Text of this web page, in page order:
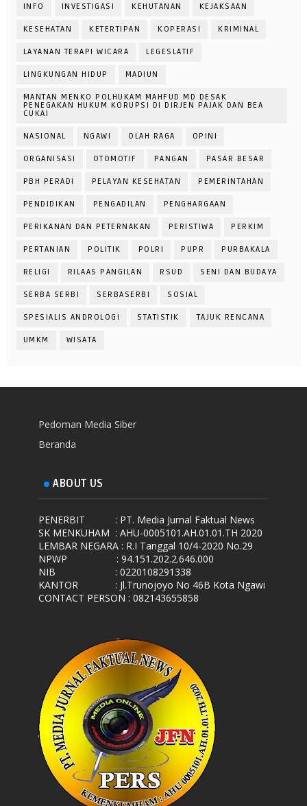
INFO INVESTIGASI KEHUTANAN KEJAKSAAN
KESEHATAN KETERTIPAN KOPERASI KRIMINAL
LAYANAN TERAPI WICARA LEGESLATIF
LINGKUNGAN HIDUP MADIUN
MANTAN MENKO POLHUKAM MAHFUD MD DESAK
PENEGAKAN HUKUM KORUPSI DI DIRJEN PAJAK DAN BEA
CUKAI
NASIONAL NGAWI OLAH RAGA OPINI
ORGANISASI OTOMOTIF PANGAN PASAR BESAR
PBH PERADI PELAYAN KESEHATAN PEMERINTAHAN
PENDIDIKAN PENGADILAN PENGHARGAAN
PERIKANAN DAN PETERNAKAN PERISTIWA PERKIM
PERTANIAN POLITIK POLRI PUPR PURBAKALA
RELIGI RILAAS PANGILAN RSUD SENI DAN BUDAYA
SERBA SERBI SERBASERBI SOSIAL
SPESIALIS ANDROLOGI STATISTIK TAJUK RENCANA
UMKM WISATA
Pedoman Media Siber
Beranda
ABOUT US
PENERBIT
: PT. Media Jurnal Faktual News
SK MENKUHAM : AHU-0005101.AH.01.01.TH 2020
LEMBAR NEGARA : R.I Tanggal 10/4-2020 No.29
NPWP
: 94.151.202.2.646.000
NIB
: 0220108291338
KANTOR
: Jl.Trunojoyo No 46B Kota Ngawi
CONTACT PERSON : 082143655858